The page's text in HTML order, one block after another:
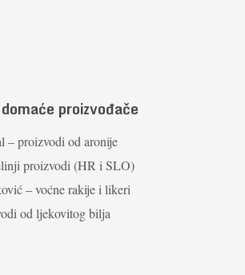
proizvođače
– proizvodi od aronije
proizvodi (HR i SLO)
– voćne rakije i likeri
od ljekovitog bilja